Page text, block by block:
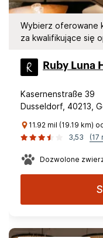
Wybierz oferowane
za kwalifikujące się
Ruby Luna
Kasernenstraße 39
Dusseldorf, 40213,
11.92 mil (19.19 km)
3,53
(17
Dozwolone